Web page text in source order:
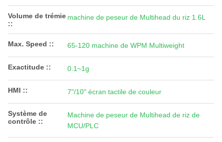
Volume de trémie
::
machine de peseur de Multihead du riz 1.6L
Max. Speed :: 65-120 machine de WPM Multiweight
Exactitude :: 0.1~1g
HMI :: 7"/10" écran tactile de couleur
Système de
contrôle ::
Machine de peseur de Multihead de riz de
MCU/PLC